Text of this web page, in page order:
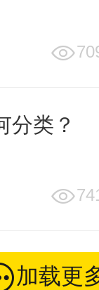
分类？
加载更